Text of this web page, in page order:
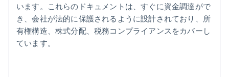
います。これらのドキュメントは、すぐに資金調達がで
き、会社が法的に保護されるように設計されており、所
有権構造、株式分配、税務コンプライアンスをカバーし
ています。